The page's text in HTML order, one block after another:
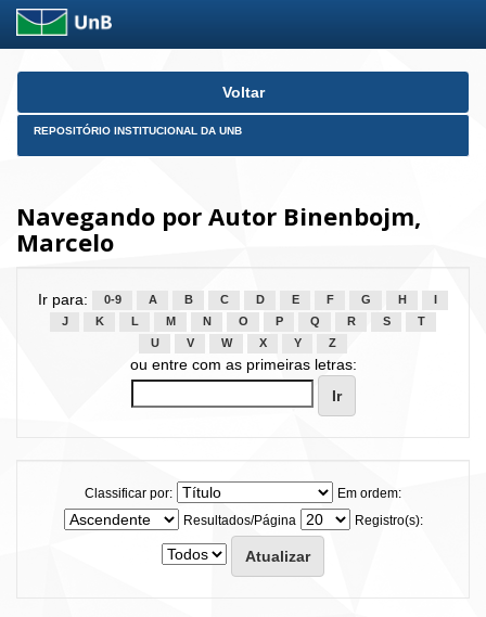
Skip
Voltar
REPOSITÓRIO INSTITUCIONAL DA UNB
Navegando por Autor Binenbojm,
Marcelo
Ir para: 0-9 A B C D E F G H
J
K L M N O P Q R S
T
U
V W X Y Z
ou entre com as primeiras letras:
Classificar por:
Em ordem:
Resultados/Página
Registro(s):